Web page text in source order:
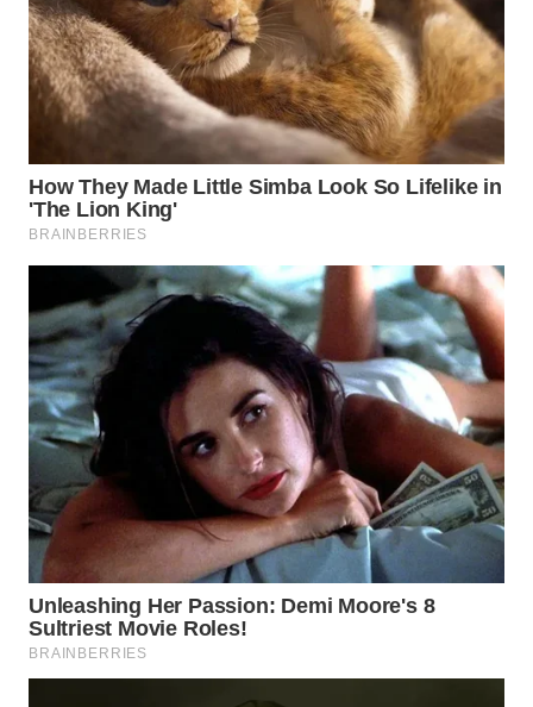
WN
LANGKAT
WN
SELATAN
WN
LESUNG
WN
KARO
WN
SIMALUNGUN
WN
LABUHANBATU
WN
TAPANULI
TENGAH